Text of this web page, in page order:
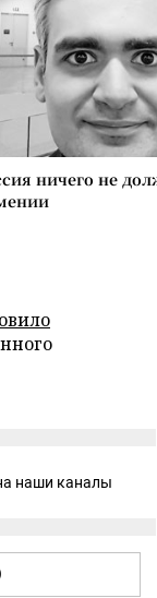
ничего не
наши каналы